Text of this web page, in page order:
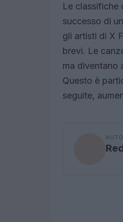
Le classifiche
successo di
gli artisti di X
brevi. Le
ma diventano
Questo è
seguite,